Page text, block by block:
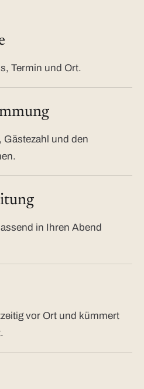
Termin und Ort.
Gästezahl und den
in Ihren Abend
vor Ort und kümmert